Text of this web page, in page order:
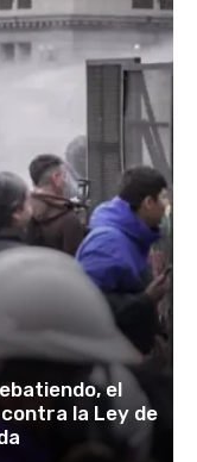
el
la Ley de